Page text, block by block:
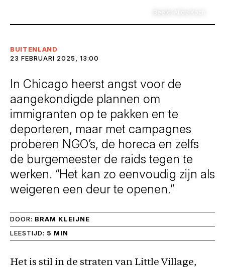
BUITENLAND
23 FEBRUARI 2025, 13:00
In Chicago heerst angst voor de
aangekondigde plannen om
immigranten op te pakken en te
deporteren, maar met campagnes
proberen NGO’s, de horeca en zelfs
de burgemeester de raids tegen te
werken. “Het kan zo eenvoudig zijn als
weigeren een deur te openen.”
DOOR: BRAM KLEIJNE
LEESTIJD: 5 MIN
Het is stil in de straten van Little Village,